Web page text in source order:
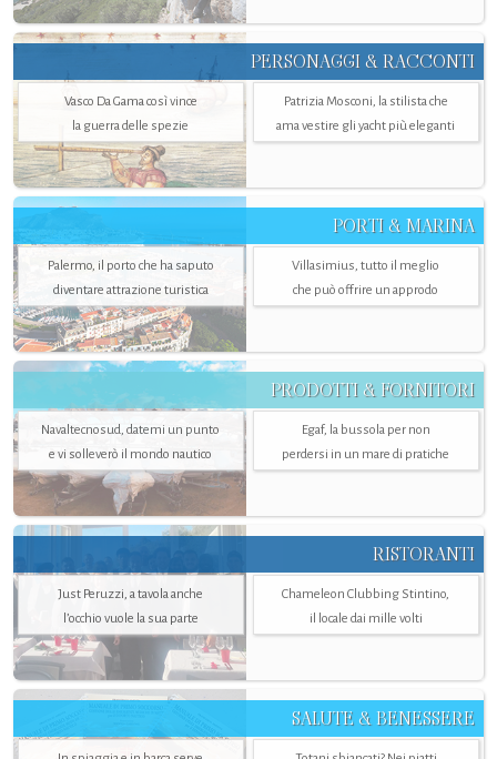
PERSONAGGI & RACCONTI
Vasco Da Gama così vince
la guerra delle spezie
Patrizia Mosconi, la stilista che
ama vestire gli yacht più eleganti
PORTI & MARINA
Palermo, il porto che ha saputo
diventare attrazione turistica
Villasimius, tutto il meglio
che può offrire un approdo
PRODOTTI & FORNITORI
Navaltecnosud, datemi un punto
e vi solleverò il mondo nautico
Egaf, la bussola per non
perdersi in un mare di pratiche
RISTORANTI
Just Peruzzi, a tavola anche
l’occhio vuole la sua parte
Chameleon Clubbing Stintino,
il locale dai mille volti
SALUTE & BENESSERE